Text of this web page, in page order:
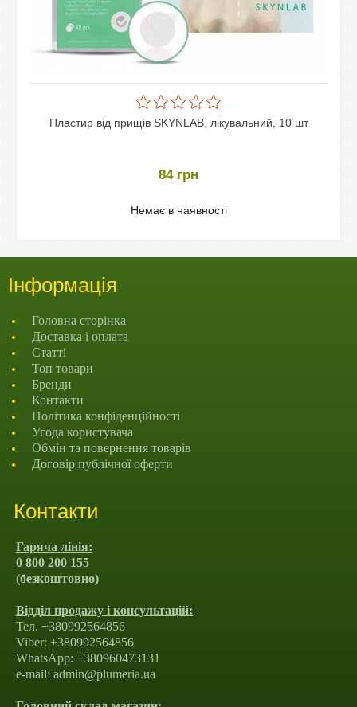
Пластир від прищів SKYNLAB, лікувальний, 10 шт
84 грн
Немає в наявності
Інформація
Головна сторінка
Доставка і оплата
Статті
Топ товари
Бренди
Контакти
Політика конфіденційності
Угода користувача
Обмін та повернення товарів
Договір публічної оферти
Контакти
Гаряча лінія:
0 800 200 155
(безкоштовно)
Відділ продажу і консультацій:
Тел. +380992564856
Viber: +380992564856
WhatsApp: +380960473131
e-mail: admin@plumeria.ua